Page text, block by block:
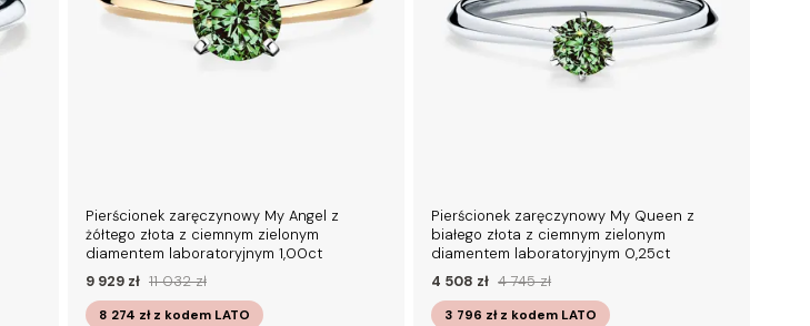
Pierścionek zaręczynowy My Angel z
żółtego złota z ciemnym zielonym
diamentem laboratoryjnym 1,00ct
9 929 zł 11 032 zł
8 274 zł z kodem LATO
Pierścionek zaręczynowy My Queen z
białego złota z ciemnym zielonym
diamentem laboratoryjnym 0,25ct
4 508 zł 4 745 zł
3 796 zł z kodem LATO